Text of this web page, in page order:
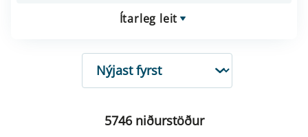
Ítarleg leit
RÖÐUN
5746 niðurstöður